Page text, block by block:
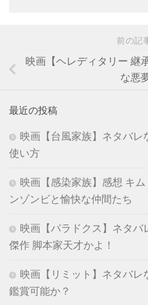
前の記
映画【ヘレディタリー 継
な悪
最近の投稿
映画【台風家族】ネタバレ
使い方
映画【感染家族】感想 キ
ンゾンビと愉快な仲間たち
映画【パラドクス】ネタバ
傑作 脚本家天才かよ！
映画【リミット】ネタバレ
鑑賞可能か？